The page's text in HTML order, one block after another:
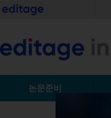
홈
논문준비